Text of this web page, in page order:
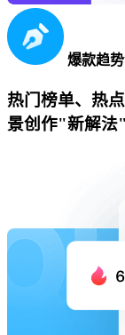
爆款趋
热门榜单、热
景创作"新解法